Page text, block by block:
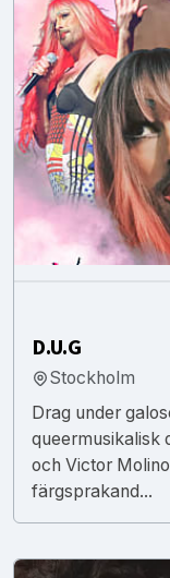
D.U.G
Stockholm
Drag under
queermusikalisk
och Victor
färgsprakand...